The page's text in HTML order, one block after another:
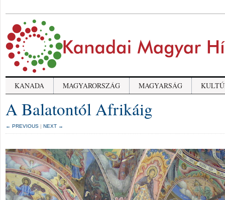
KANADA MAGYARORSZÁG MAGYARSÁG
A Balatontól Afrikáig
← PREVIOUS | NEXT →